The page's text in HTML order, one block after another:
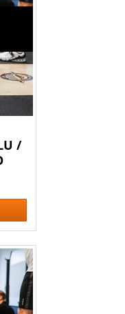
/